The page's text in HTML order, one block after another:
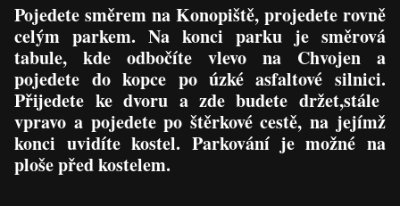
Pojedete směrem na Konopiště, projedete rovně
celým parkem. Na konci parku je směrová
tabule, kde odbočíte vlevo na Chvojen a
pojedete do kopce po úzké asfaltové silnici.
Přijedete ke dvoru a zde budete držet,stále
vpravo a pojedete po štěrkové cestě, na jejímž
konci uvidíte kostel. Parkování je možné na
ploše před kostelem.